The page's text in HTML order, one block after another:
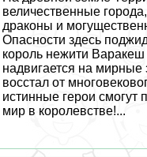
величественные
дpaконы и
Опасности здесь
король нежити
надвигается на
восстал от
истинные герои смогут
мир в королевстве!...